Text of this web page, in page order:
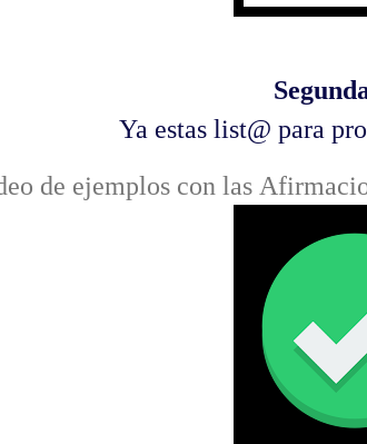
Ya estas list@ para
de ejemplos con las